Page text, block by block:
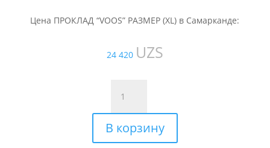
Цена ПРОКЛАД “VOOS” РАЗМЕР (XL) в Самарканде:
24 420 UZS
товара
ПРОКЛАД
"VOOS"
РАЗМЕР
В корзину